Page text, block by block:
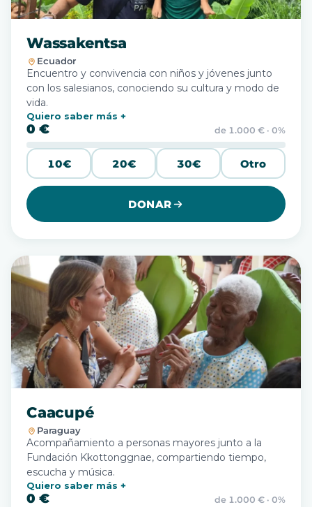
Wassakentsa
Ecuador
Encuentro y convivencia con niños y jóvenes junto
con los salesianos, conociendo su cultura y modo de
vida.
Quiero saber más
0 € de 1.000 € · 0%
10€ 20€ 30€ Otro
DONAR
Caacupé
Paraguay
Acompañamiento a personas mayores junto a la
Fundación Kkottonggnae, compartiendo tiempo,
escucha y música.
Quiero saber más
0 € de 1.000 € · 0%